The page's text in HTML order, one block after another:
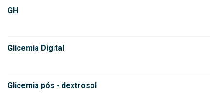
GH
Glicemia Digital
Glicemia pós - dextrosol